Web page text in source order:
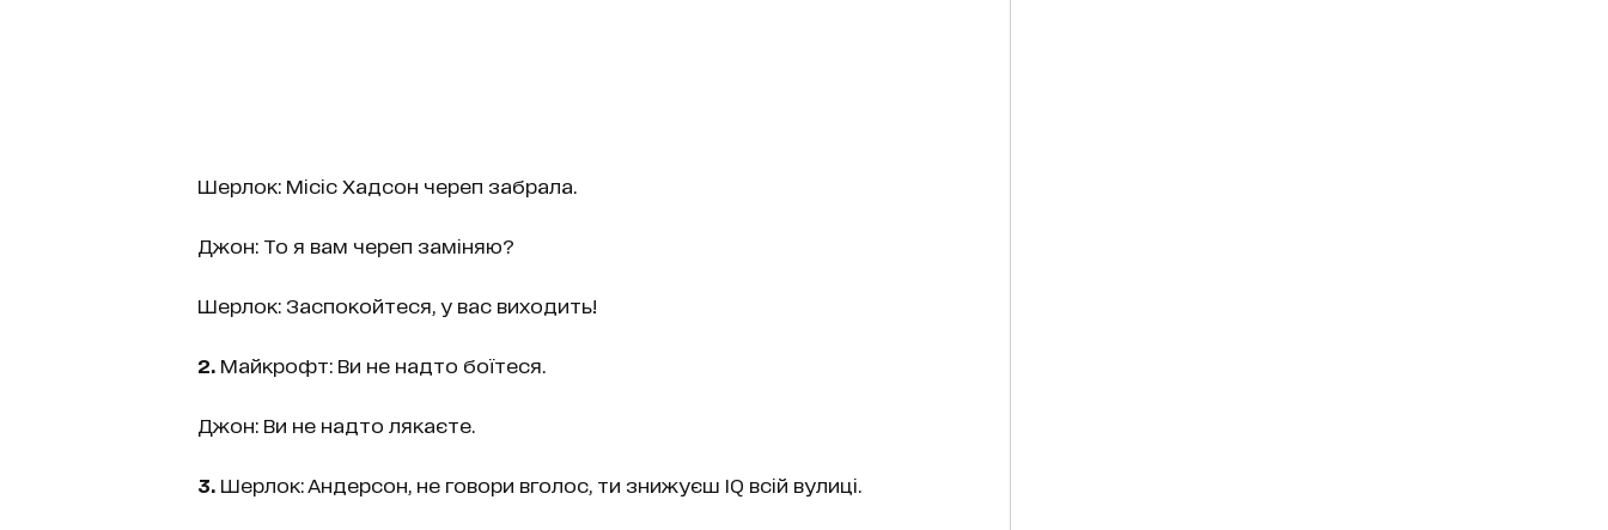
Шерлок: Місіс Хадсон череп забрала.
Джон: То я вам череп заміняю?
Шерлок: Заспокойтеся, у вас виходить!
2.Майкрофт: Ви не надто боїтеся.
Джон: Ви не надто лякаєте.
3.Шерлок: Андерсон, не говори вголос, ти знижуєш IQ всій вулиці.